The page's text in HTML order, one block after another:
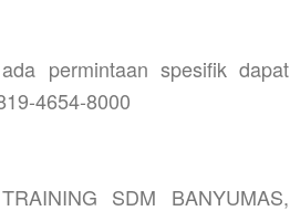
permintaan spesifik dapat
4654-8000
SDM BANYUMAS,